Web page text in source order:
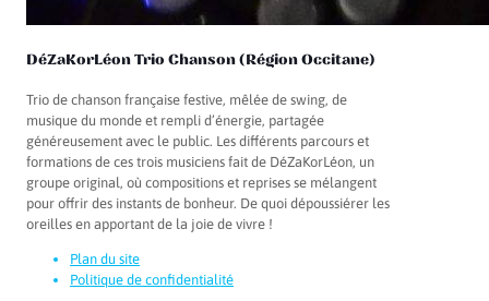
DéZaKorLéon Trio Chanson (Région Occitane)
Trio de chanson française festive, mêlée de swing, de
musique du monde et rempli d’énergie, partagée
généreusement avec le public. Les différents parcours et
formations de ces trois musiciens fait de DéZaKorLéon, un
groupe original, où compositions et reprises se mélangent
pour offrir des instants de bonheur. De quoi dépoussiérer les
oreilles en apportant de la joie de vivre !
Plan du site
Politique de confidentialité